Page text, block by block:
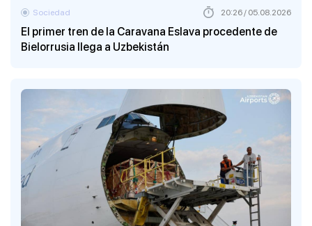
El primer tren de la Caravana Eslava procedente de
Bielorrusia llega a Uzbekistán
Sociedad 20:26 / 05.08.2026